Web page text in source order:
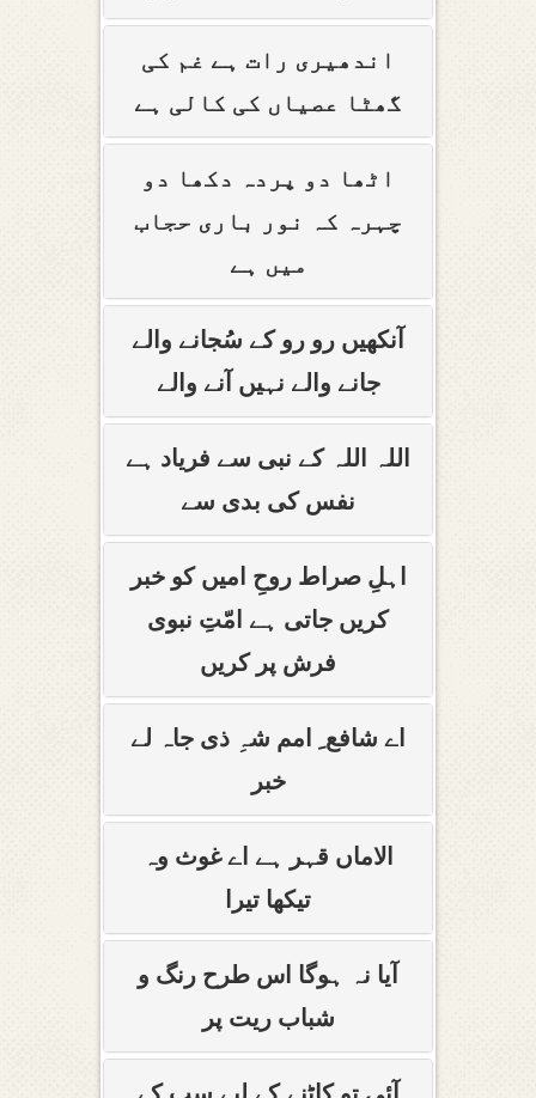
اندھیری رات ہے غم کی
گھٹا عصیاں کی کالی ہے
اٹھا دو پردہ دکھا دو
چہرہ کہ نور باری حجاب
میں ہے
آنکھیں رو رو کے سُجانے والے
جانے والے نہیں آنے والے
اللہ اللہ کے نبی سے فریاد ہے
نفس کی بدی سے
اہلِ صراط روحِ امیں کو خبر
کریں جاتی ہے امّتِ نبوی
فرش پر کریں
اے شافع ِ امم شہِ ذی جاہ لے
خبر
الاماں قہر ہے اے غوث وہ
تیکھا تیرا
آیا نہ ہوگا اس طرح رنگ و
شباب ریت پر